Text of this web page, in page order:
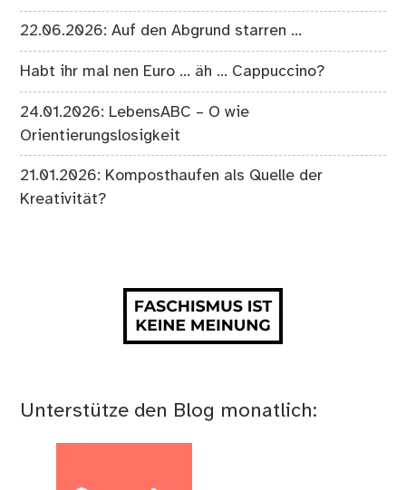
22.06.2026: Auf den Abgrund starren …
Habt ihr mal nen Euro … äh … Cappuccino?
24.01.2026: LebensABC – O wie
Orientierungslosigkeit
21.01.2026: Komposthaufen als Quelle der
Kreativität?
Unterstütze den Blog monatlich: